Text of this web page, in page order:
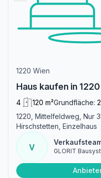
1220 Wien
Haus kaufen in
4 120 m²Grundfläche:
1220, Mittelfeldweg, Nur
Hirschstetten, Einzelhaus
V GLORIT